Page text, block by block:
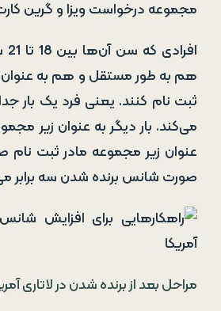
مجموعه درخواست ویزا و گرین
هم به طور مستقل و هم به عنوان
ثبت نام کنند. یعنی فرد یک بار
می‌کند. بار دیگر به عنوان زیر
عنوان زیر مجموعه مادر ثبت
صورت شانس برنده شدن سه برابر
مراحل بعد از بر‌نده شدن در لاتاری